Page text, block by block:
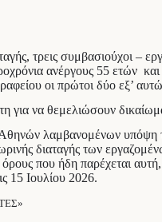
τρεις συμβασιούχοι
ανέργους 55 ετών
οι πρώτοι δύο εξ’
για να θεμελιώσουν
λαμβανομένων υπόψη την
διαταγής των
που ήδη παρέχεται
15 Ιουλίου 2026.